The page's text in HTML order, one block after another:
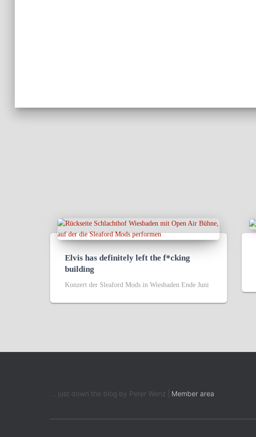
Elvis has definitely left the f*cking
building
Konzert der Sleaford Mods in Wiesbaden Ende Juni
... just down the blog by Peter Wenz | Member area